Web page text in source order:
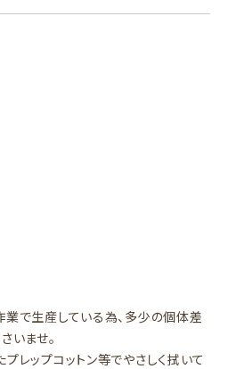
で生産している為、多少の個体差
いませ。
レップコットン等でやさしく拭いて